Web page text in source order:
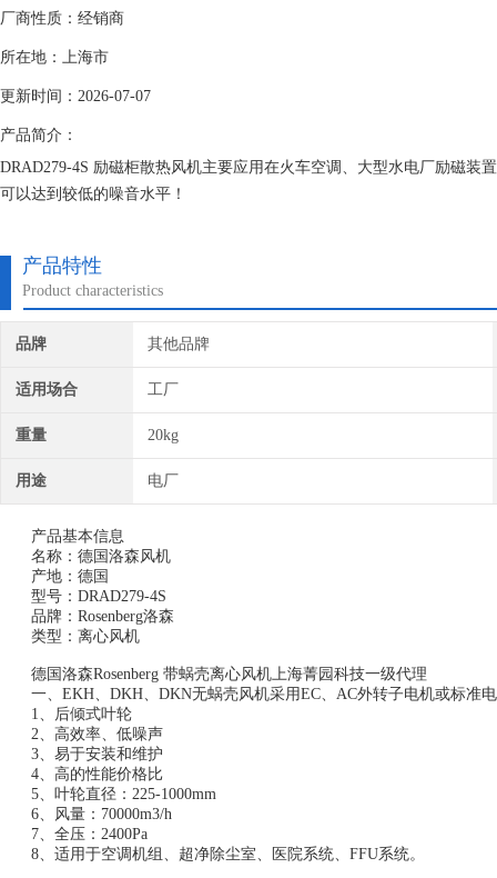
厂商性质：经销商
所在地：上海市
更新时间：2026-07-07
产品简介：
DRAD279-4S 励磁柜散热风机主要应用在火车空调、大型水电厂励磁
可以达到较低的噪音水平！
产品特性
Product characteristics
品牌 其他品牌
适用场合 工厂
重量 20kg
用途 电厂
产品基本信息
名称：德国洛森风机
产地：德国
型号：DRAD279-4S
品牌：Rosenberg洛森
类型：离心风机
德国洛森Rosenberg 带蜗壳离心风机上海菁园科技一级代理
一、EKH、DKH、DKN无蜗壳风机采用EC、AC外转子电机或标准
1、后倾式叶轮
2、高效率、低噪声
3、易于安装和维护
4、高的性能价格比
5、叶轮直径：225-1000mm
6、风量：70000m3/h
7、全压：2400Pa
8、适用于空调机组、超净除尘室、医院系统、FFU系统。